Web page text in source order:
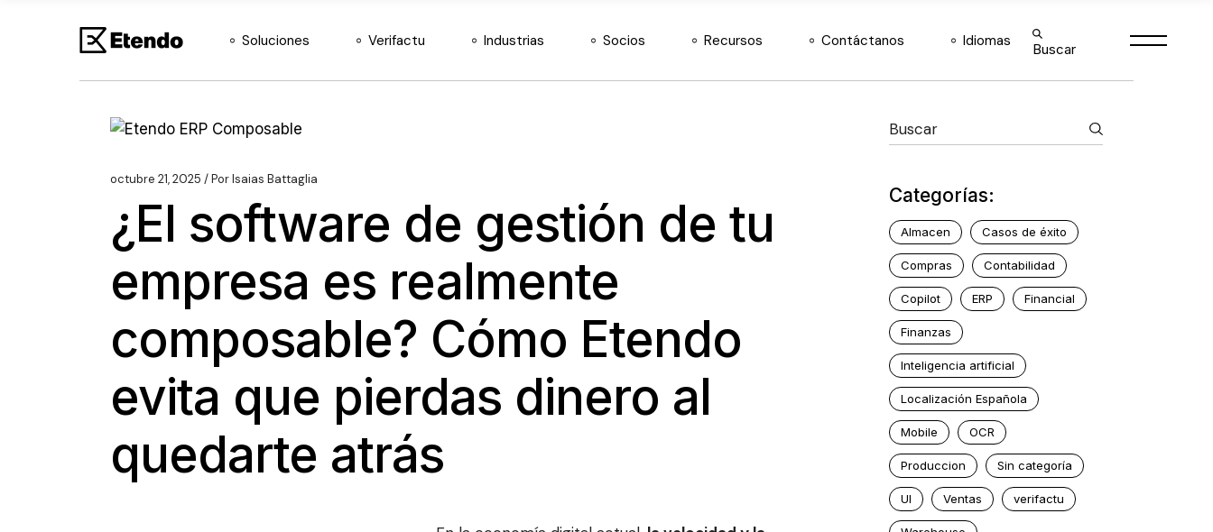
Soluciones
Etendo BI
Etendo Copilot
Etendo Mobile
Etendo RX
Verifactu Industrias
Telecomunicaciones
Socios Recursos Contáctanos Idiomas
Español
Buscar
ERP Agéntico
Etendo Copilot
Agroinsumos
Nuestros socios
Docs
English
octubre 21, 2025 PorIsaias Battaglia
¿El software de gestión de tu
empresa es realmente
composable? Cómo Etendo
evita que pierdas dinero al
quedarte atrás
Categorías:
Almacen Casos de éxito
Compras Contabilidad
Copilot ERP Financial
Finanzas
Inteligencia artificial
Localización Española
Mobile OCR
Produccion Sin categoría
UI Ventas verifactu